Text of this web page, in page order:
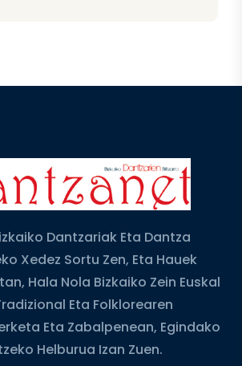
Dantzariak Eta Dantza
Xedez Sortu Zen, Eta Hauek
Hala Nola Bizkaiko Zein Euskal
Eta Folklorearen
Eta Zabalpenean, Egindako
Helburua Izan Zuen.